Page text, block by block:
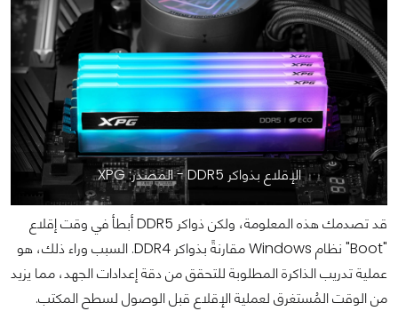
الإقلاع بذواكر DDR5 - المصدر: XPG
قد تصدمك هذه المعلومة، ولكن ذواكر DDR5 أبطأ في وقت إقلاع
"Boot" نظام Windows مقارنةً بذواكر DDR4. السبب وراء ذلك، هو
عملية تدريب الذاكرة المطلوبة للتحقق من دقة إعدادات الجهد، مما يزيد
من الوقت المُستغرق لعملية الإقلاع قبل الوصول لسطح المكتب.